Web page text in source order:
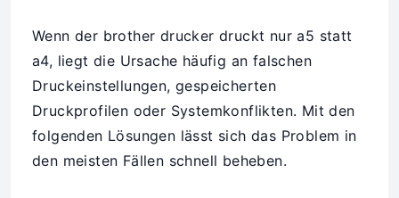
Wenn der brother drucker druckt nur a5 statt
a4, liegt die Ursache häufig an falschen
Druckeinstellungen, gespeicherten
Druckprofilen oder Systemkonflikten. Mit den
folgenden Lösungen lässt sich das Problem in
den meisten Fällen schnell beheben.